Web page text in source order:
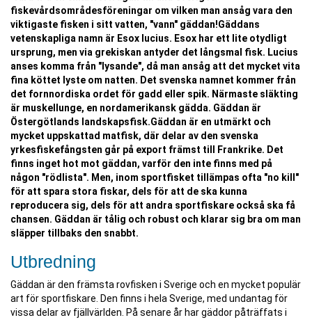
fiskevårdsområdesföreningar om vilken man ansåg vara den
viktigaste fisken i sitt vatten, "vann" gäddan!Gäddans
vetenskapliga namn är Esox lucius. Esox har ett lite otydligt
ursprung, men via grekiskan antyder det långsmal fisk. Lucius
anses komma från "lysande", då man ansåg att det mycket vita
fina köttet lyste om natten. Det svenska namnet kommer från
det fornnordiska ordet för gadd eller spik. Närmaste släkting
är muskellunge, en nordamerikansk gädda. Gäddan är
Östergötlands landskapsfisk.Gäddan är en utmärkt och
mycket uppskattad matfisk, där delar av den svenska
yrkesfiskefångsten går på export främst till Frankrike. Det
finns inget hot mot gäddan, varför den inte finns med på
någon "rödlista". Men, inom sportfisket tillämpas ofta "no kill"
för att spara stora fiskar, dels för att de ska kunna
reproducera sig, dels för att andra sportfiskare också ska få
chansen. Gäddan är tålig och robust och klarar sig bra om man
släpper tillbaks den snabbt.
Utbredning
Gäddan är den främsta rovfisken i Sverige och en mycket populär
art för sportfiskare. Den finns i hela Sverige, med undantag för
vissa delar av fjällvärlden. På senare år har gäddor påträffats i